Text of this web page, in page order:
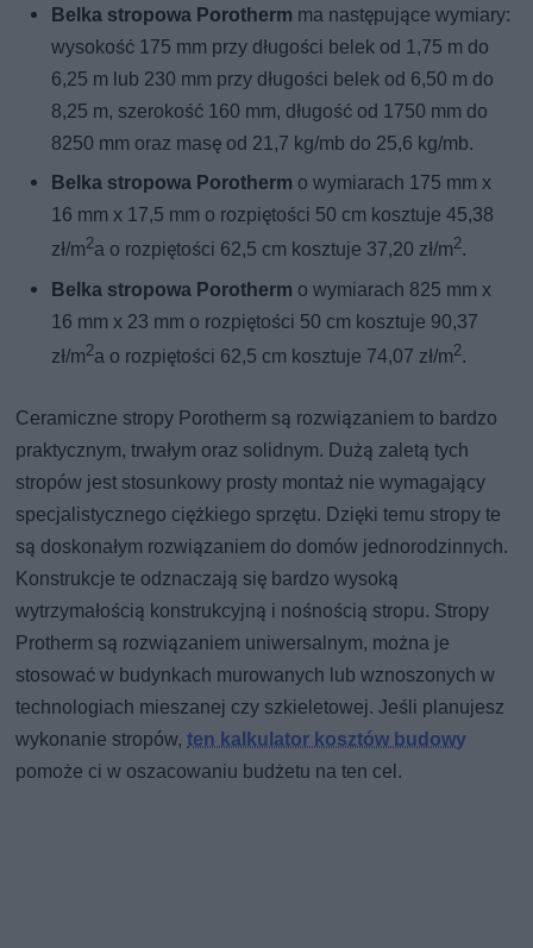
Belka stropowa Porotherm ma następujące wymiary:
wysokość 175 mm przy długości belek od 1,75 m do
6,25 m lub 230 mm przy długości belek od 6,50 m do
8,25 m, szerokość 160 mm, długość od 1750 mm do
8250 mm oraz masę od 21,7 kg/mb do 25,6 kg/mb.
Belka stropowa Porotherm o wymiarach 175 mm x
16 mm x 17,5 mm o rozpiętości 50 cm kosztuje 45,38
zł/m2a o rozpiętości 62,5 cm kosztuje 37,20 zł/m2.
Belka stropowa Porotherm o wymiarach 825 mm x
16 mm x 23 mm o rozpiętości 50 cm kosztuje 90,37
zł/m2a o rozpiętości 62,5 cm kosztuje 74,07 zł/m2.
Ceramiczne stropy Porotherm są rozwiązaniem to bardzo
praktycznym, trwałym oraz solidnym. Dużą zaletą tych
stropów jest stosunkowy prosty montaż nie wymagający
specjalistycznego ciężkiego sprzętu. Dzięki temu stropy te
są doskonałym rozwiązaniem do domów jednorodzinnych.
Konstrukcje te odznaczają się bardzo wysoką
wytrzymałością konstrukcyjną i nośnością stropu. Stropy
Protherm są rozwiązaniem uniwersalnym, można je
stosować w budynkach murowanych lub wznoszonych w
technologiach mieszanej czy szkieletowej. Jeśli planujesz
wykonanie stropów,ten kalkulator kosztów budowy
pomoże ci w oszacowaniu budżetu na ten cel.